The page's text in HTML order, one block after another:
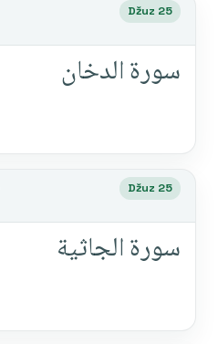
Džuz 25
سورة الدخان
Džuz 25
سورة الجاثية